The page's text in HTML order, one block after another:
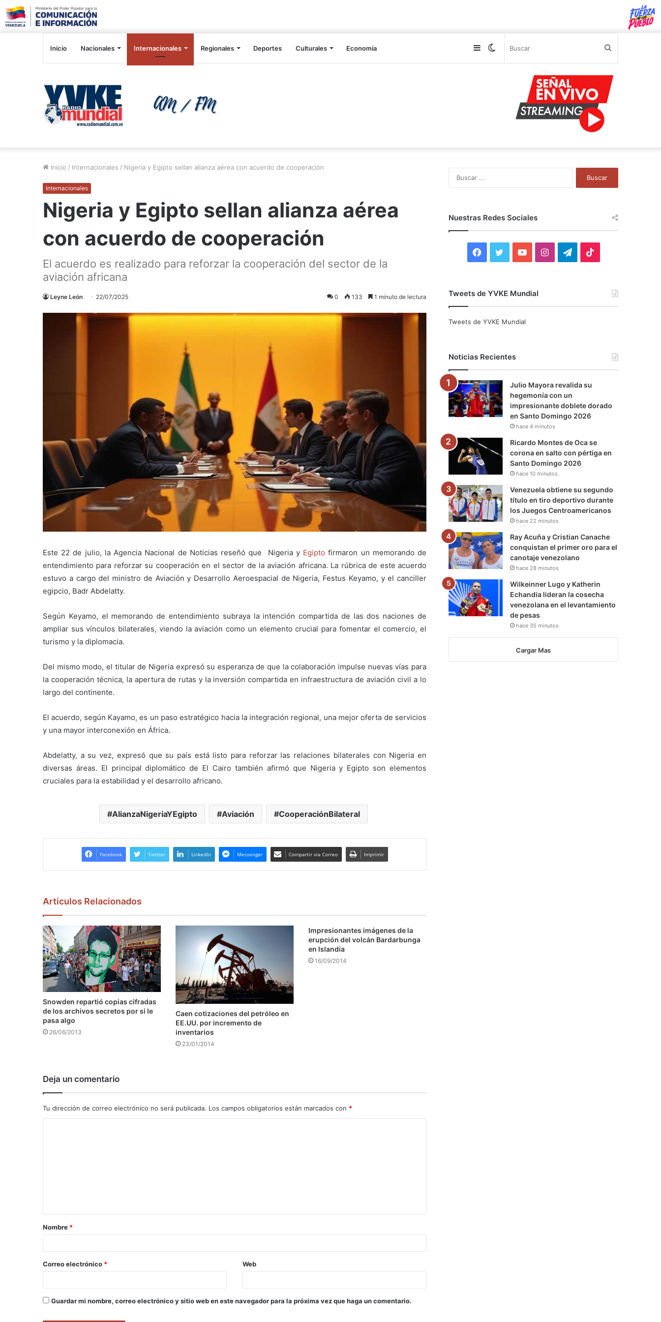
Inicio Nacionales Internacionales Regionales Deportes Culturales Economía Switch
Sidebar
Inicio / Internacionales / Nigeria y Egipto sellan alianza aérea con acuerdo de cooperación
Internacionales
Nigeria y Egipto sellan alianza aérea
con acuerdo de cooperación
El acuerdo es realizado para reforzar la cooperación del sector de la
aviación africana
Leyne León 22/07/2025 0 133 1 minuto de lectura
Este 22 de julio, la Agencia Nacional de Noticias reseñó que Nigeria y Egipto firmaron un memorando de
entendimiento para reforzar su cooperación en el sector de la aviación africana. La rúbrica de este acuerdo
estuvo a cargo del ministro de Aviación y Desarrollo Aeroespacial de Nigeria, Festus Keyamo, y el canciller
egipcio, Badr Abdelatty.
Según Keyamo, el memorando de entendimiento subraya la intención compartida de las dos naciones de
ampliar sus vínculos bilaterales, viendo la aviación como un elemento crucial para fomentar el comercio, el
turismo y la diplomacia.
Del mismo modo, el titular de Nigeria expresó su esperanza de que la colaboración impulse nuevas vías para
la cooperación técnica, la apertura de rutas y la inversión compartida en infraestructura de aviación civil a lo
largo del continente.
El acuerdo, según Kayamo, es un paso estratégico hacia la integración regional, una mejor oferta de servicios
y una mayor interconexión en África.
Abdelatty, a su vez, expresó que su país está listo para reforzar las relaciones bilaterales con Nigeria en
diversas áreas. El principal diplomático de El Cairo también afirmó que Nigeria y Egipto son elementos
cruciales para la estabilidad y el desarrollo africano.
AlianzaNigeriaYEgipto Aviación CooperaciónBilateral
Facebook Twitter LinkedIn Messenger Compartir via Correo Imprimir
Articulos Relacionados
Snowden repartió copias cifradas
de los archivos secretos por si le
pasa algo
26/06/2013
Caen cotizaciones del petróleo en
EE.UU. por incremento de
inventarios
23/01/2014
Impresionantes imágenes de la
erupción del volcán Bardarbunga
en Islandia
16/09/2014
Deja un comentario
Tu dirección de correo electrónico no será publicada. Los campos obligatorios están marcados con *
a
r
*
Nombre *
Correo electrónico * Web
Guardar mi nombre, correo electrónico y sitio web en este navegador para la próxima vez que haga un comentario.
Nuestras Redes Sociales
F
c
o
k
i
r
Y
u
e
I
r
a
m
T
a
m
Tweets de YVKE Mundial
Tweets de YVKE Mundial
Noticias Recientes
Julio Mayora revalida su
hegemonía con un
impresionante doblete dorado
en Santo Domingo 2026
hace 4 minutos
Ricardo Montes de Oca se
corona en salto con pértiga en
Santo Domingo 2026
hace 10 minutos
Venezuela obtiene su segundo
título en tiro deportivo durante
los Juegos Centroamericanos
hace 22 minutos
Ray Acuña y Cristian Canache
conquistan el primer oro para el
canotaje venezolano
hace 28 minutos
Wilkeinner Lugo y Katherin
Echandia lideran la cosecha
venezolana en el levantamiento
de pesas
hace 35 minutos
Cargar Mas